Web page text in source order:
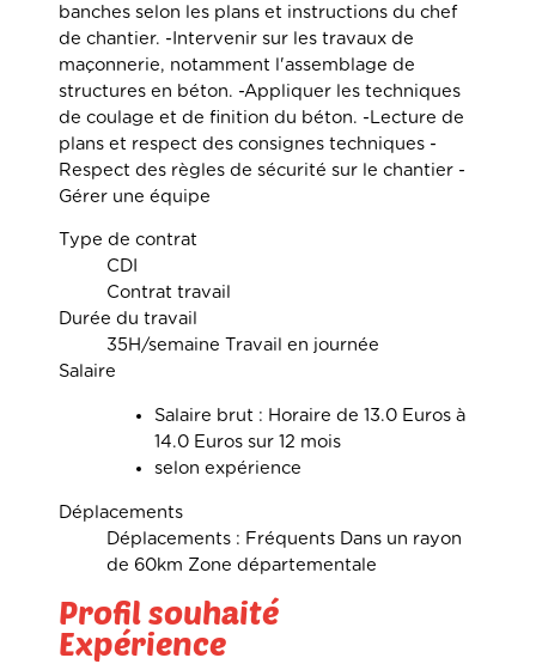
banches selon les plans et instructions du chef
de chantier. -Intervenir sur les travaux de
maçonnerie, notamment l'assemblage de
structures en béton. -Appliquer les techniques
de coulage et de finition du béton. -Lecture de
plans et respect des consignes techniques -
Respect des règles de sécurité sur le chantier -
Gérer une équipe
Type de contrat
CDI
Contrat travail
Durée du travail
35H/semaine Travail en journée
Salaire
Salaire brut : Horaire de 13.0 Euros à
14.0 Euros sur 12 mois
selon expérience
Déplacements
Déplacements : Fréquents Dans un rayon
de 60km Zone départementale
Profil souhaité
Expérience